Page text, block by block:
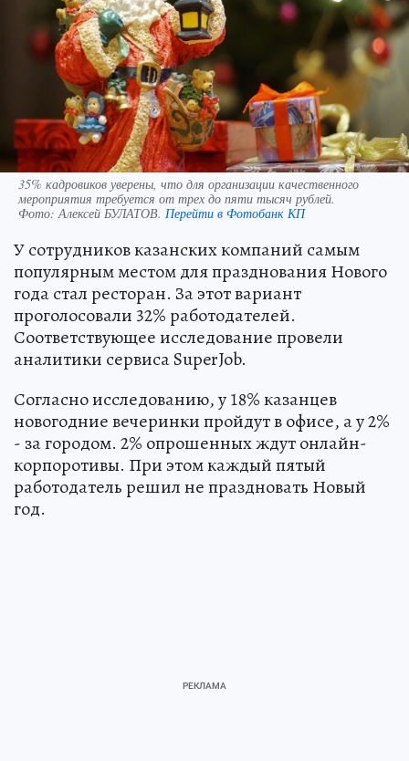
35% кадровиков уверены, что для организации качественного
мероприятия требуется от трех до пяти тысяч рублей.
Фото: Алексей БУЛАТОВ. Перейти в Фотобанк КП
У сотрудников казанских компаний самым
популярным местом для празднования Нового
года стал ресторан. За этот вариант
проголосовали 32% работодателей.
Соответствующее исследование провели
аналитики сервиса SuperJob.
Согласно исследованию, у 18% казанцев
новогодние вечеринки пройдут в офисе, а у 2%
- за городом. 2% опрошенных ждут онлайн-
корпоротивы. При этом каждый пятый
работодатель решил не праздновать Новый
год.